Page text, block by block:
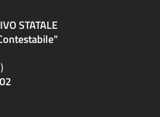
STATALE